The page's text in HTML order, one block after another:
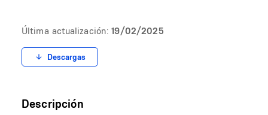
Última actualización: 19/02/2025
Descargas
Descripción